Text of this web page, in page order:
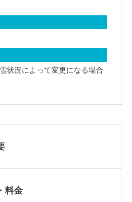
状況によって変更になる場合
料金